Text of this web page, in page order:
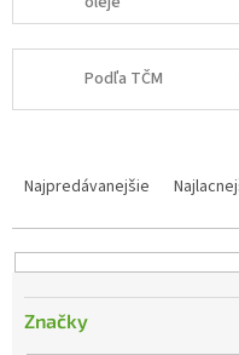
Podľa TČM
e
Najpredávanejšie
Značky